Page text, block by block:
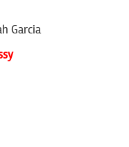
Garcia